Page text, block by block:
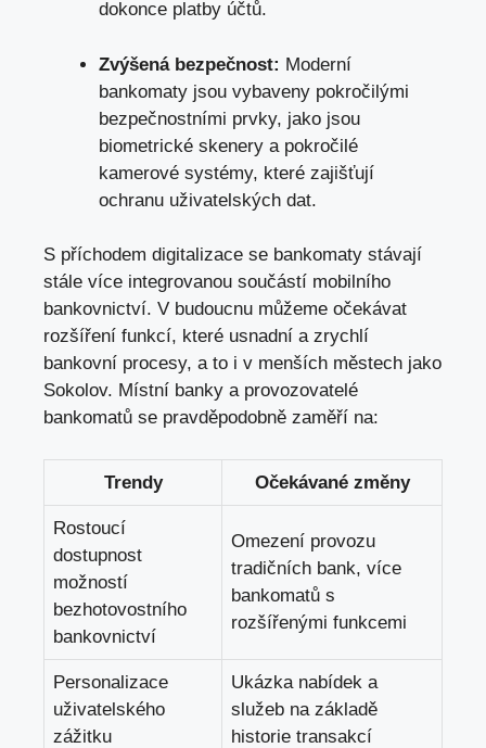
dokonce platby účtů.
Zvýšená bezpečnost: ⁤Moderní
bankomaty jsou ⁢vybaveny pokročilými
bezpečnostními prvky,⁣ jako jsou
biometrické ‍skenery a pokročilé
⁣kamerové ⁢systémy, které zajišťují
ochranu uživatelských dat.
S‌ příchodem ‍digitalizace se ⁤bankomaty stávají
stále více ​integrovanou součástí⁢ mobilního⁣
bankovnictví. V budoucnu můžeme očekávat
rozšíření funkcí, které usnadní‍ a ⁢zrychlí
bankovní procesy,⁣ a to i v menších městech jako​
Sokolov. Místní banky⁢ a provozovatelé⁤
bankomatů ‍se pravděpodobně zaměří na:
Trendy Očekávané změny
Rostoucí‌
dostupnost
možností‍
bezhotovostního
‌bankovnictví
Omezení provozu
tradičních⁤ bank, více
bankomatů s
rozšířenými ⁤funkcemi
Personalizace
uživatelského
zážitku
Ukázka nabídek a
služeb na ‌základě
historie transakcí